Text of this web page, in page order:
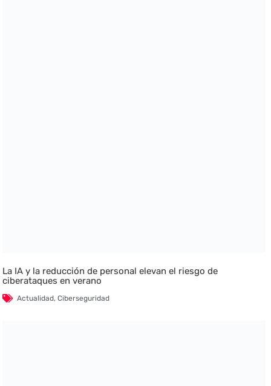
La IA y la reducción de personal elevan el riesgo de
ciberataques en verano
Actualidad,Ciberseguridad